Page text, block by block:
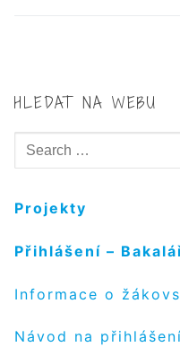
HLEDAT NA WEBU
Hledat:
Projekty
Přihlášení –
Informace o
Návod na